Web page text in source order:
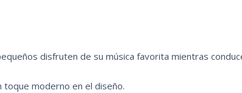
disfruten de su música favorita mientras
toque moderno en el diseño.